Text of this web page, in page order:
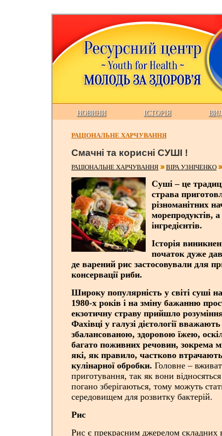
НОВИНИ ІСТОРІЯ
РАЦІОНАЛЬНЕ ХАРЧУВАННЯ
Смачні та корисні СУШІ !
РАЦІОНАЛЬНЕ ХАРЧУВАННЯ ВІРА УЗНІЧЕНКО
Суші – це
страва
різноманітних
морепродуктів,
інгредієнтів.
Історія
початок дуже
де варений рис застосовували для
консервації риби.
Широку популярність у світі суші
1980-х років і на зміну бажанню
екзотичну страву прийшло
Фахівці у галузі дієтології
збалансованою, здоровою їжею,
багато поживних речовин, зокрема
які, як правило, частково
кулінарної обробки. Головне –
приготування, так як вони
погано зберігаються, тому можуть
середовищем для розвитку бактерій.
Рис
Рис є прекрасним джерелом складних